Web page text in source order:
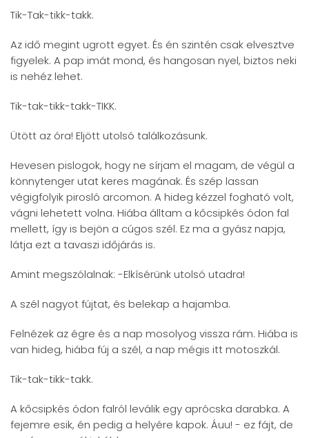
Tik-Tak-tikk-takk.
Az idő megint ugrott egyet. És én szintén csak elvesztve
figyelek. A pap imát mond, és hangosan nyel, biztos neki
is nehéz lehet.
Tik-tak-tikk-takk-TIKK.
Ütött az óra! Eljött utolsó találkozásunk.
Hevesen pislogok, hogy ne sírjam el magam, de végül a
könnytenger utat keres magának. És szép lassan
végigfolyik pirosló arcomon. A hideg kézzel fogható volt,
vágni lehetett volna. Hiába álltam a kőcsipkés ódon fal
mellett, így is bejön a cúgos szél. Ez ma a gyász napja,
látja ezt a tavaszi időjárás is.
Amint megszólalnak: -Elkísérünk utolsó utadra!
A szél nagyot fújtat, és belekap a hajamba.
Felnézek az égre és a nap mosolyog vissza rám. Hiába is
van hideg, hiába fúj a szél, a nap mégis itt motoszkál.
Tik-tak-tikk-takk.
A kőcsipkés ódon falról leválik egy aprócska darabka. A
fejemre esik, én pedig a helyére kapok. Áuu! - ez fájt, de